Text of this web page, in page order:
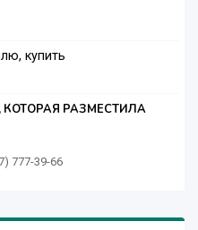
купить
РАЗМЕСТИЛА
777-39-66